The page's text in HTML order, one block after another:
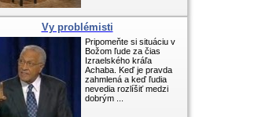
Vy problémisti
Pripomeňte si situáciu v
Božom ľude za čias
Izraelského kráľa
Achaba. Keď je pravda
zahmlená a keď ľudia
nevedia rozlíšiť medzi
dobrým ...